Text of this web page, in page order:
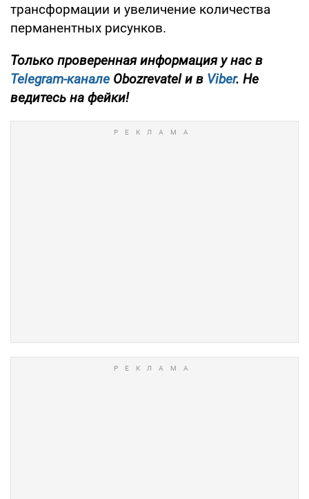
трансформации и увеличение количества
перманентных рисунков.
Только проверенная информация у нас в
Telegram-канале Obozrevatel и в Viber. Не
ведитесь на фейки!